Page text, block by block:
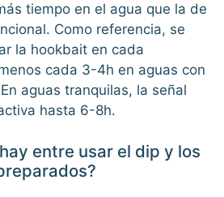
tiempo en el agua que la de
Como referencia, se
la hookbait en cada
cada 3-4h en aguas con
aguas tranquilas, la señal
hasta 6-8h.
entre usar el dip y los